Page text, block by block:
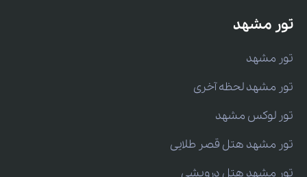
تور مشهد
تور مشهد
تور مشهد لحظه آخری
تور لوکس مشهد
تور مشهد هتل قصر طلایی
تور مشهد هتل درویشی